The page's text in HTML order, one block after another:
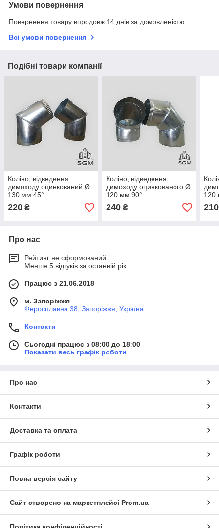
Умови повернення
Повернення товару впродовж 14 днів за домовленістю
Всі умови повернення
Подібні товари компанії
Коліно, відведення
димоходу оцинкований Ø
130 мм 45°
220 ₴
Коліно, відведення
димоходу оцинкованого Ø
120 мм 90°
240₴
120
210
Про нас
Рейтинг не сформований
Менше 5 відгуків за останній рік
Працює з 21.06.2018
м. Запоріжжя
Феросплавна 38, Запоріжжя, Україна
Контакти
Сьогодні працює з 08:00 до 18:00
Показати весь графік роботи
Про нас
Контакти
Доставка та оплата
Графік роботи
Повна версія сайту
Сайт створено на маркетплейсі Prom.ua